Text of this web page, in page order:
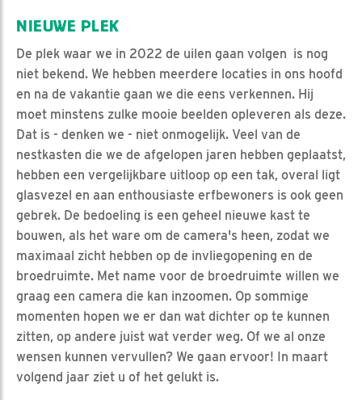
NIEUWE PLEK
De plek waar we in 2022 de uilen gaan volgen is nog
niet bekend. We hebben meerdere locaties in ons hoofd
en na de vakantie gaan we die eens verkennen. Hij
moet minstens zulke mooie beelden opleveren als deze.
Dat is - denken we - niet onmogelijk. Veel van de
nestkasten die we de afgelopen jaren hebben geplaatst,
hebben een vergelijkbare uitloop op een tak, overal ligt
glasvezel en aan enthousiaste erfbewoners is ook geen
gebrek. De bedoeling is een geheel nieuwe kast te
bouwen, als het ware om de camera's heen, zodat we
maximaal zicht hebben op de invliegopening en de
broedruimte. Met name voor de broedruimte willen we
graag een camera die kan inzoomen. Op sommige
momenten hopen we er dan wat dichter op te kunnen
zitten, op andere juist wat verder weg. Of we al onze
wensen kunnen vervullen? We gaan ervoor! In maart
volgend jaar ziet u of het gelukt is.